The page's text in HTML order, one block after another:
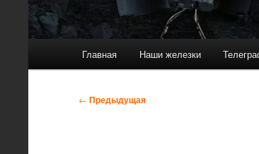
Главная Наши железки
Навигация
← Предыдущая